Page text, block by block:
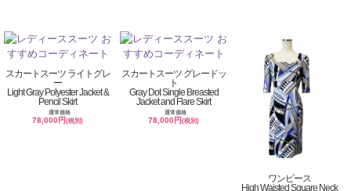
スカートスーツ ライトグレ
ー
Light Gray Polyester Jacket &
Pencil Skirt
通常価格
78,000円(税別)
スカートスーツ グレードッ
ト
Gray Dot Single Breasted
Jacket and Flare Skirt
通常価格
78,000円(税別)
ワンピース
High Waisted Square Neck